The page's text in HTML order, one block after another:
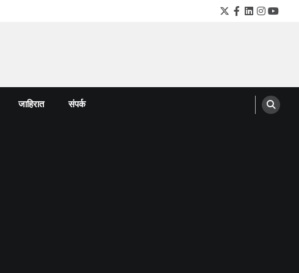
Twitter
Facebook
LinkedIn
जाहिरात संपर्क